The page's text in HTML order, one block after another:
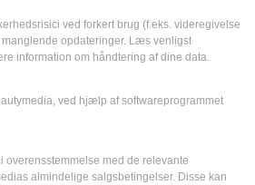
ved forkert brug (f.eks. videregivelse
opdateringer. Læs venligst
information om håndtering af dine data.
ved hjælp af softwareprogrammet
overensstemmelse med de relevante
almindelige salgsbetingelser. Disse kan